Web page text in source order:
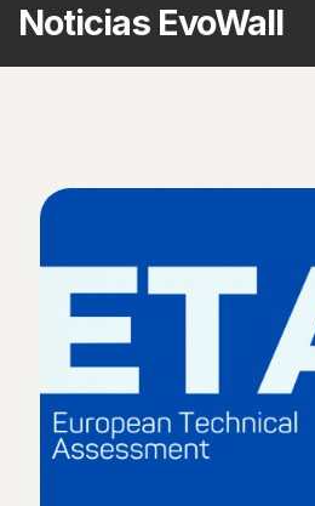
Noticias EvoWall